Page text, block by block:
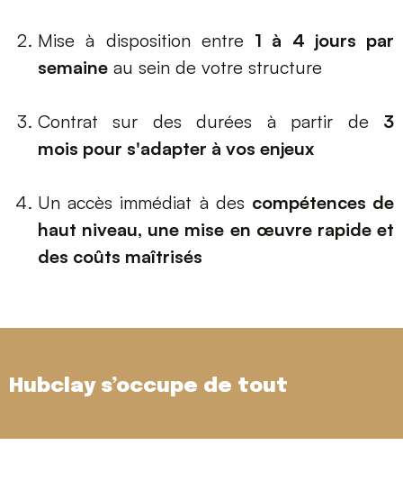
Mise à disposition entre 1 à 4 jours par
semaine au sein de votre structure
Contrat sur des durées à partir de 3
mois pour s'adapter à vos enjeux
Un accès immédiat à des compétences de
haut niveau, une mise en œuvre rapide et
des coûts maîtrisés
Hubclay s’occupe de tout